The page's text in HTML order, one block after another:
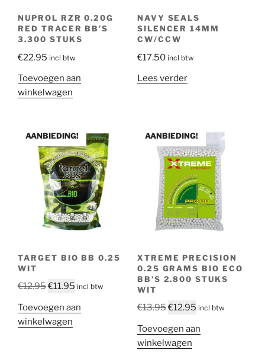
NUPROL RZR 0.20G
RED TRACER BB’S
3.300 STUKS
€22.95 incl btw
Toevoegen aan
winkelwagen
NAVY SEALS
SILENCER 14MM
CW/CCW
€17.50 incl btw
Lees verder
AANBIEDING!
TARGET BIO BB 0.25
WIT
€12.95Oorspronkelijke
was:
€12.95.
€11.95 Huidige
is:
incl btw
Toevoegen aan
winkelwagen
AANBIEDING!
XTREME PRECISION
0.25 GRAMS BIO ECO
BB’S 2.800 STUKS
WIT
€13.95Oorspronkelijke
was:
€13.95.
€12.95Huidige
is:
incl btw
Toevoegen aan
winkelwagen